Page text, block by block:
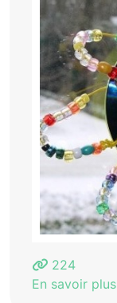
224
En savoir plus